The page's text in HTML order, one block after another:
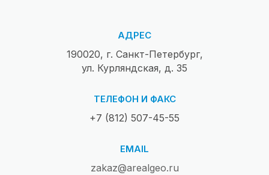
АДРЕС
190020, г. Санкт-Петербург,
ул. Курляндская, д. 35
ТЕЛЕФОН И ФАКС
+7 (812) 507-45-55
EMAIL
zakaz@arealgeo.ru